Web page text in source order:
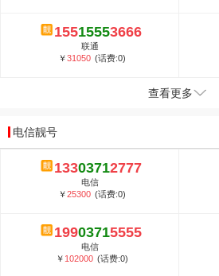
15515553666
联通
￥31050 (话费:0)
查看更多
电信靓号
13303712777
电信
￥25300 (话费:0)
19903715555
电信
￥ 102000 (话费:0)